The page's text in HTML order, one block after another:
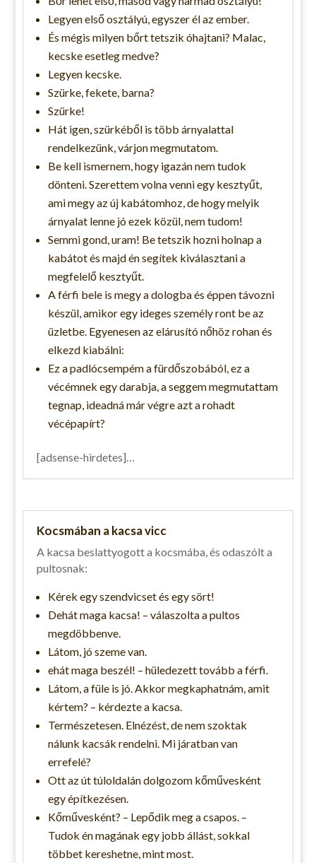
Legyen első osztályú, egyszer él az ember.
És mégis milyen bőrt tetszik óhajtani? Malac,
kecske esetleg medve?
Legyen kecske.
Szürke, fekete, barna?
Szürke!
Hát igen, szürkéből is több árnyalattal
rendelkezünk, várjon megmutatom.
Be kell ismernem, hogy igazán nem tudok
dönteni. Szerettem volna venni egy kesztyűt,
ami megy az új kabátomhoz, de hogy melyik
árnyalat lenne jó ezek közül, nem tudom!
Semmi gond, uram! Be tetszik hozni holnap a
kabátot és majd én segítek kiválasztani a
megfelelő kesztyűt.
A férfi bele is megy a dologba és éppen távozni
készül, amikor egy ideges személy ront be az
üzletbe. Egyenesen az elárusító nőhöz rohan és
elkezd kiabálni:
Ez a padlócsempém a fürdőszobából, ez a
vécémnek egy darabja, a seggem megmutattam
tegnap, ideadná már végre azt a rohadt
vécépapírt?
[adsense-hirdetes]…
Kocsmában a kacsa vicc
A kacsa beslattyogott a kocsmába, és odaszólt a
pultosnak:
Kérek egy szendvicset és egy sört!
Dehát maga kacsa! – válaszolta a pultos
megdöbbenve.
Látom, jó szeme van.
ehát maga beszél! – hüledezett tovább a férfi.
Látom, a füle is jó. Akkor megkaphatnám, amit
kértem? – kérdezte a kacsa.
Természetesen. Elnézést, de nem szoktak
nálunk kacsák rendelni. Mi járatban van
errefelé?
Ott az út túloldalán dolgozom kőművesként
egy építkezésen.
Kőművesként? – Lepődik meg a csapos. –
Tudok én magának egy jobb állást, sokkal
többet kereshetne, mint most.